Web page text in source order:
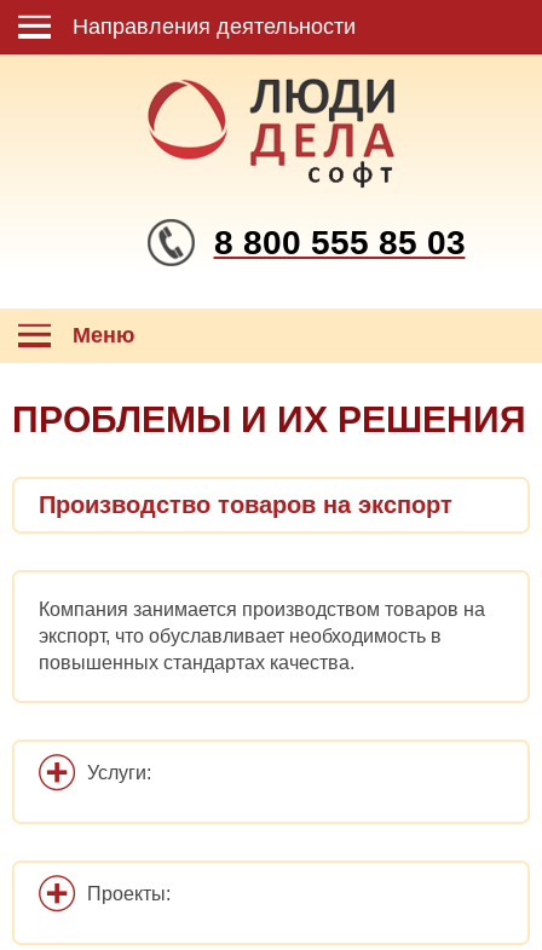
Направления деятельности
8 800 555 85 03
Меню
ПРОБЛЕМЫ И ИХ РЕШЕНИЯ
Производство товаров на экспорт
Компания занимается производством товаров на
экспорт, что обуславливает необходимость в
повышенных стандартах качества.
Услуги:
Проекты: